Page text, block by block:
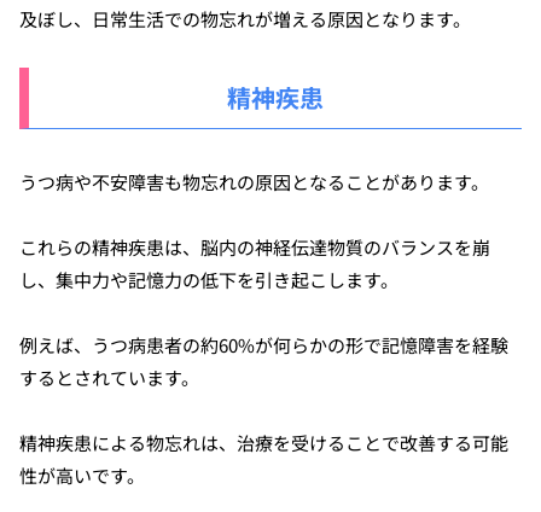
及ぼし、日常生活での物忘れが増える原因となります。
精神疾患
うつ病や不安障害も物忘れの原因となることがあります。
これらの精神疾患は、脳内の神経伝達物質のバランスを崩
し、集中力や記憶力の低下を引き起こします。
例えば、うつ病患者の約60%が何らかの形で記憶障害を経験
するとされています。
精神疾患による物忘れは、治療を受けることで改善する可能
性が高いです。